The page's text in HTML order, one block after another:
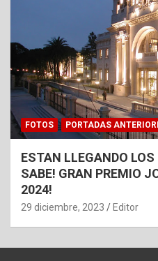
FOTOS PORTADAS
ESTAN LLEGANDO
SABE! GRAN PREMIO
2024!
29 diciembre, 2023 Editor